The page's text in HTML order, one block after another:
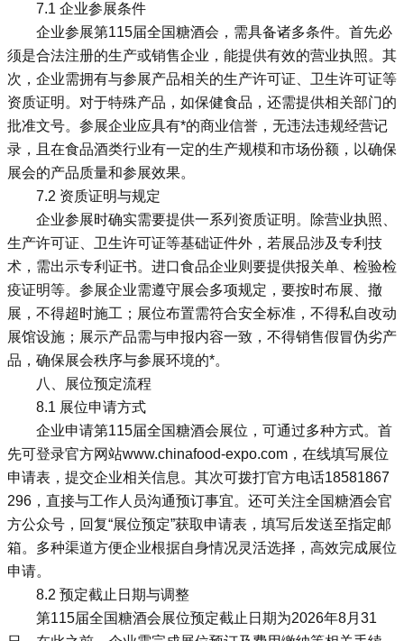
7.1 企业参展条件
企业参展第115届全国糖酒会，需具备诸多条件。首先必
须是合法注册的生产或销售企业，能提供有效的营业执照。其
次，企业需拥有与参展产品相关的生产许可证、卫生许可证等
资质证明。对于特殊产品，如保健食品，还需提供相关部门的
批准文号。参展企业应具有*的商业信誉，无违法违规经营记
录，且在食品酒类行业有一定的生产规模和市场份额，以确保
展会的产品质量和参展效果。
7.2 资质证明与规定
企业参展时确实需要提供一系列资质证明。除营业执照、
生产许可证、卫生许可证等基础证件外，若展品涉及专利技
术，需出示专利证书。进口食品企业则要提供报关单、检验检
疫证明等。参展企业需遵守展会多项规定，要按时布展、撤
展，不得超时施工；展位布置需符合安全标准，不得私自改动
展馆设施；展示产品需与申报内容一致，不得销售假冒伪劣产
品，确保展会秩序与参展环境的*。
八、展位预定流程
8.1 展位申请方式
企业申请第115届全国糖酒会展位，可通过多种方式。首
先可登录官方网站www.chinafood-expo.com，在线填写展位
申请表，提交企业相关信息。其次可拨打官方电话18581867
296，直接与工作人员沟通预订事宜。还可关注全国糖酒会官
方公众号，回复“展位预定”获取申请表，填写后发送至指定邮
箱。多种渠道方便企业根据自身情况灵活选择，高效完成展位
申请。
8.2 预定截止日期与调整
第115届全国糖酒会展位预定截止日期为2026年8月31